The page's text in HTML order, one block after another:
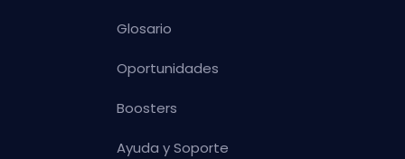
Glosario
Oportunidades
Boosters
Ayuda y Soporte